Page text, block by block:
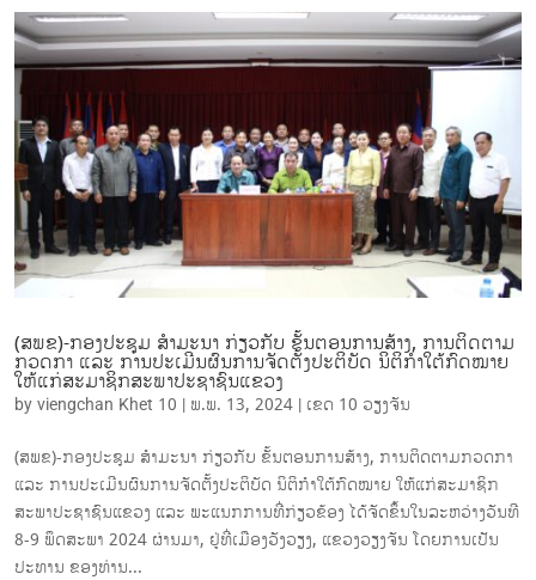
(ສພຂ)-ກອງປະຊຸມ ສຳມະນາ ກ່ຽວກັບ ຂັ້ນຕອນການສ້າງ, ການຕິດຕາມ
ກວດກາ ແລະ ການປະເມີນຜົນການຈັດຕັ້ງປະຕິບັດ ນິຕິກຳໃຕ້ກົດໝາຍ
ໃຫ້ແກ່ສະມາຊິກສະພາປະຊາຊົນແຂວງ
by viengchan Khet 10 | ພ.ພ. 13, 2024 | ເຂດ 10 ວຽງຈັນ
(ສພຂ)-ກອງປະຊຸມ ສຳມະນາ ກ່ຽວກັບ ຂັ້ນຕອນການສ້າງ, ການຕິດຕາມກວດກາ
ແລະ ການປະເມີນຜົນການຈັດຕັ້ງປະຕິບັດ ນິຕິກຳໃຕ້ກົດໝາຍ ໃຫ້ແກ່ສະມາຊິກ
ສະພາປະຊາຊົນແຂວງ ແລະ ພະແນກການທີ່ກ່ຽວຂ້ອງ ໄດ້ຈັດຂຶ້ນໃນລະຫວ່າງວັນທີ
8-9 ພຶດສະພາ 2024 ຜ່ານມາ, ຢູ່ທີ່ເມືອງວັງວຽງ, ແຂວງວຽງຈັນ ໂດຍການເປັນ
ປະທານ ຂອງທ່ານ...